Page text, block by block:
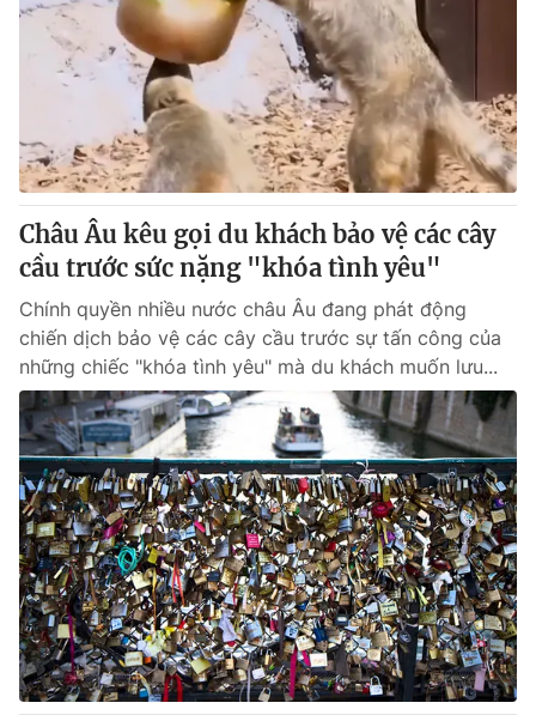
Châu Âu kêu gọi du khách bảo vệ các cây
cầu trước sức nặng "khóa tình yêu"
Chính quyền nhiều nước châu Âu đang phát động
chiến dịch bảo vệ các cây cầu trước sự tấn công của
những chiếc "khóa tình yêu" mà du khách muốn lưu...